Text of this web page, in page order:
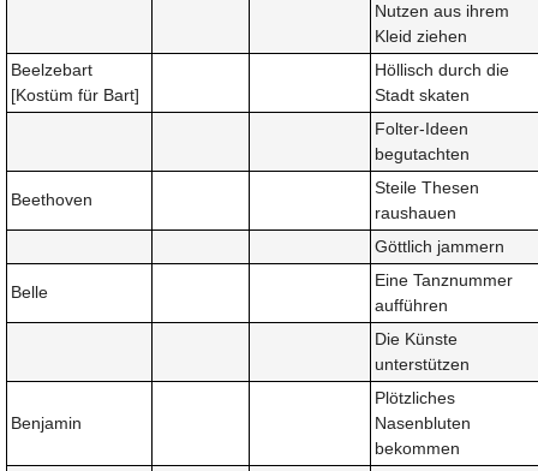
Nutzen aus ihrem
Kleid ziehen
Beelzebart
[Kostüm für Bart]
Höllisch durch die
Stadt skaten
Folter-Ideen
begutachten
Beethoven
Steile Thesen
raushauen
Göttlich jammern
Belle
Eine Tanznummer
aufführen
Die Künste
unterstützen
Benjamin
Plötzliches
Nasenbluten
bekommen